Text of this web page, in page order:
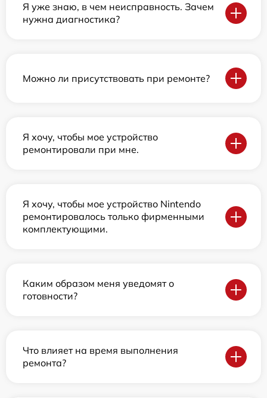
Я уже знаю, в чем неисправность. Зачем
нужна диагностика?
Можно ли присутствовать при ремонте?
Я хочу, чтобы мое устройство
ремонтировали при мне.
Я хочу, чтобы мое устройство Nintendo
ремонтировалось только фирменными
комплектующими.
Каким образом меня уведомят о
готовности?
Что влияет на время выполнения
ремонта?